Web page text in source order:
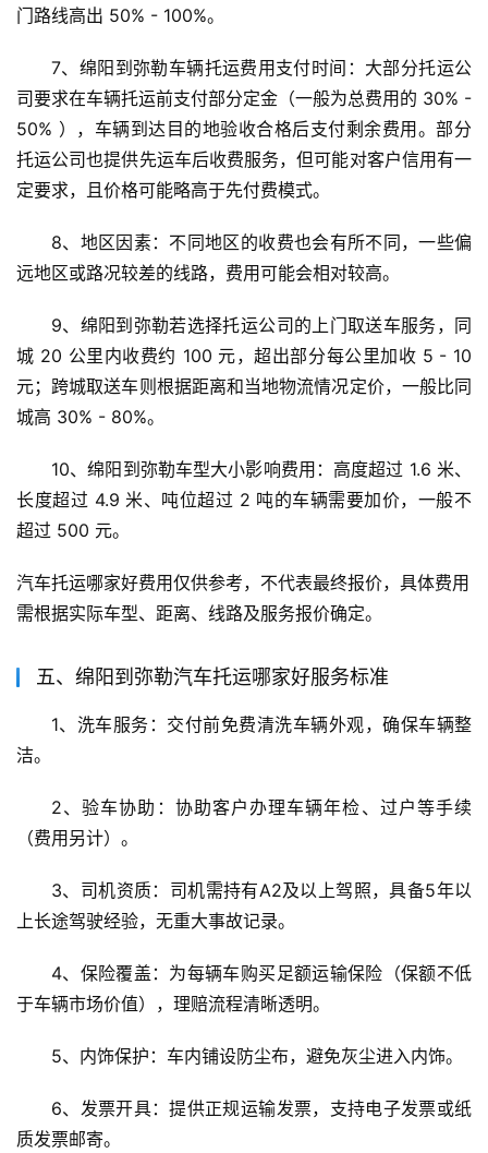
门路线高出 50% - 100%。
7、绵阳到弥勒车辆托运费用支付时间：大部分托运公
司要求在车辆托运前支付部分定金（一般为总费用的 30% -
50% ），车辆到达目的地验收合格后支付剩余费用。部分
托运公司也提供先运车后收费服务，但可能对客户信用有一
定要求，且价格可能略高于先付费模式。
8、地区因素：不同地区的收费也会有所不同，一些偏
远地区或路况较差的线路，费用可能会相对较高。
9、绵阳到弥勒若选择托运公司的上门取送车服务，同
城 20 公里内收费约 100 元，超出部分每公里加收 5 - 10
元；跨城取送车则根据距离和当地物流情况定价，一般比同
城高 30% - 80%。
10、绵阳到弥勒车型大小影响费用：高度超过 1.6 米、
长度超过 4.9 米、吨位超过 2 吨的车辆需要加价，一般不
超过 500 元。
汽车托运哪家好费用仅供参考，不代表最终报价，具体费用
需根据实际车型、距离、线路及服务报价确定。
五、绵阳到弥勒汽车托运哪家好服务标准
1、洗车服务：交付前免费清洗车辆外观，确保车辆整
洁。
2、验车协助：协助客户办理车辆年检、过户等手续
（费用另计）。
3、司机资质：司机需持有A2及以上驾照，具备5年以
上长途驾驶经验，无重大事故记录。
4、保险覆盖：为每辆车购买足额运输保险（保额不低
于车辆市场价值），理赔流程清晰透明。
5、内饰保护：车内铺设防尘布，避免灰尘进入内饰。
6、发票开具：提供正规运输发票，支持电子发票或纸
质发票邮寄。